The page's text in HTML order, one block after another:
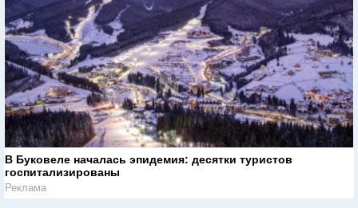
В Буковеле началась эпидемия: десятки туристов
госпитализированы
Реклама